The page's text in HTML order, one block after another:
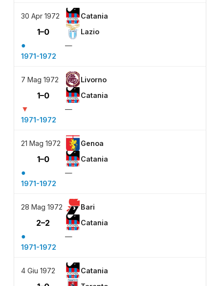
30 Apr 1972 Catania
1–0 Lazio
●
—
1971-1972
7 Mag 1972 Livorno
1–0 Catania
▼
—
1971-1972
21 Mag 1972 Genoa
1–0 Catania
●
—
1971-1972
28 Mag 1972 Bari
2–2 Catania
●
—
1971-1972
4 Giu 1972 Catania